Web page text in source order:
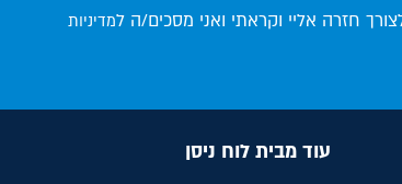
חזרה אליי וקראתי ואני מסכים/ה למדיניות
עוד מבית לוח ניסן